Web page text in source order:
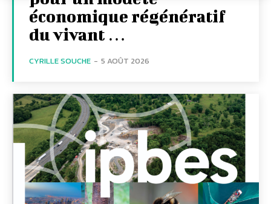
économique régénératif
du vivant …
CYRILLE SOUCHE - 5 AOÛT 2026